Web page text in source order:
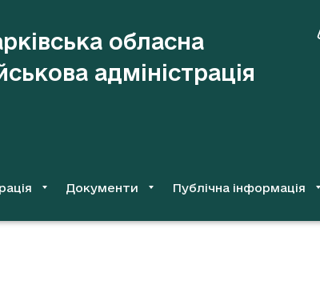
обласна
адміністрація
Документи Публічна інформація